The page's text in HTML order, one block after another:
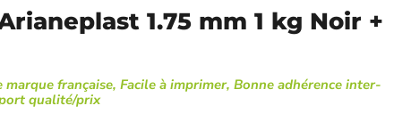
1.75 mm 1 kg Noir +
marque française, Facile à imprimer, Bonne adhérence inter-
qualité/prix